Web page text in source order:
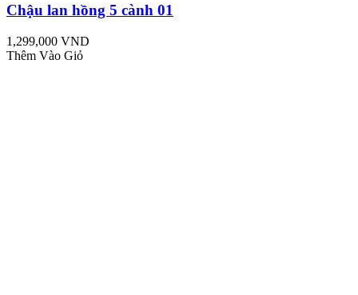
Chậu lan hồng 5 cành 01
1,299,000 VND
Thêm Vào Giỏ